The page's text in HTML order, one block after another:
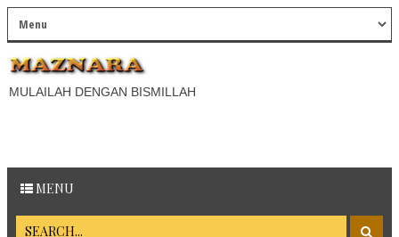
MULAILAH DENGAN BISMILLAH
MENU